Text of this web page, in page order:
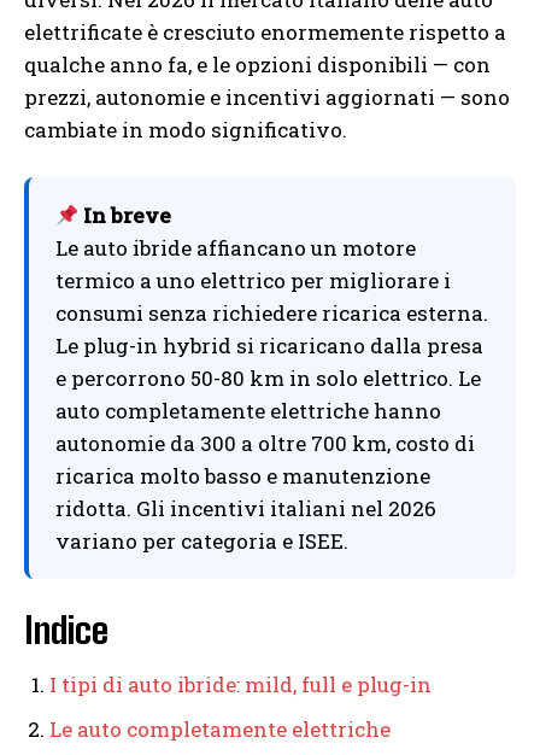
elettrificate è cresciuto enormemente rispetto a
qualche anno fa, e le opzioni disponibili — con
prezzi, autonomie e incentivi aggiornati — sono
cambiate in modo significativo.
In breve
Le auto ibride affiancano un motore
termico a uno elettrico per migliorare i
consumi senza richiedere ricarica esterna.
Le plug-in hybrid si ricaricano dalla presa
e percorrono 50-80 km in solo elettrico. Le
auto completamente elettriche hanno
autonomie da 300 a oltre 700 km, costo di
ricarica molto basso e manutenzione
ridotta. Gli incentivi italiani nel 2026
variano per categoria e ISEE.
Indice
I tipi di auto ibride: mild, full e plug-in
Le auto completamente elettriche